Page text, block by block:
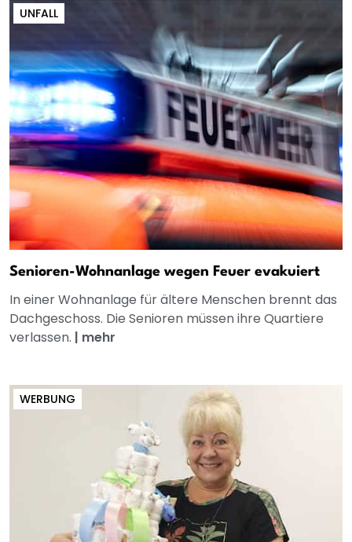
UNFALL
Senioren-Wohnanlage wegen Feuer evakuiert
In einer Wohnanlage für ältere Menschen brennt das
Dachgeschoss. Die Senioren müssen ihre Quartiere
verlassen. | mehr
WERBUNG